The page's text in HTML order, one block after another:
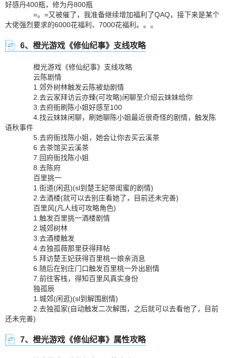
好感丹400瓶，修为丹800瓶
=。=又被催了，我准备继续增加福利了QAQ，接下来是某个
大佬强烈要求的6000花福利、7000花福利。。。
6、橙光游戏《修仙纪事》支线攻略
橙光游戏《修仙纪事》支线攻略
云陈剧情
1.郊外树林触发云陈被劫剧情
2.去云家拜访云亦臻(可攻略)闲聊至介绍云妹妹给你
3.去府衙刷陈小姐好感至100
4.找云妹妹闲聊，刷她聊陈小姐最近很奇怪的剧情，触发陈
语秋事件
5.去府衙找陈小姐，她会让你去买云溪茶
6.去茶馆买云溪茶
7.回府衙找陈小姐
8.去陈府
百里挑一
1.街道(闲逛)(sl到楚王妃带闺蜜的剧情)
2.去酒楼(就可以去别庄看她了，目前还未完善)
百里风(凡人线可攻略角色)
1.触发百里挑一酒楼剧情
2.城郊树林
3.去酒楼触发
4.去独孤薇那里获得拜帖
5.拜访楚王妃获得百里桃一娘亲消息
6.随后在别庄门口触发百里桃一外出剧情
7.前往客栈，得知百里风真实身份
独孤辰
1.城郊(闲逛)(sl到解围剧情)
2.去独孤家(自动触发二次解围，之后就可以去看他了，目前
还未完善)
7、橙光游戏《修仙纪事》属性攻略